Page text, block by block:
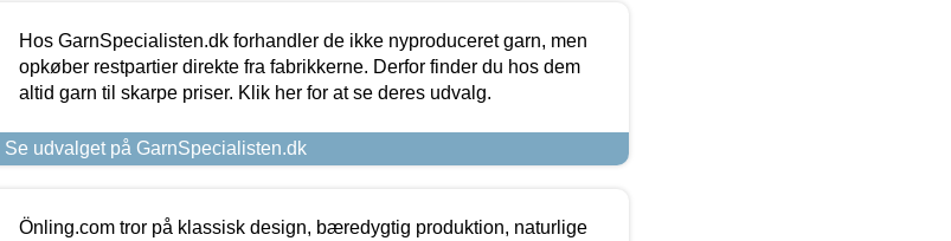
Hos GarnSpecialisten.dk forhandler de ikke nyproduceret garn, men
opkøber restpartier direkte fra fabrikkerne. Derfor finder du hos dem
altid garn til skarpe priser. Klik her for at se deres udvalg.
Se udvalget på GarnSpecialisten.dk
Önling.com tror på klassisk design, bæredygtig produktion, naturlige